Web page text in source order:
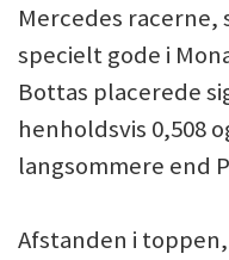
Mercedes
specielt gode i
Bottas placerede
henholdsvis 0,508
langsommere end
Afstanden i